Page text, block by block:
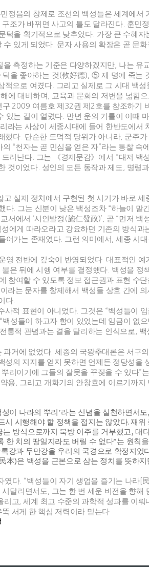
정음의 창제로 조선의 백성들은 세계에서
구조가 바뀌면 사고의 틀도 달라진다. 훈민
턱을 획기적으로 낮추었다. 가장 큰 수혜자
수 있게 되었다 문자 사용의 확장은 곧 문
을 측정하는 기준은 다양하겠지만, 나는 유
덕을 좋아하는 것 (攸好德),⑤제 명에 죽는
적으로 여겼다. 그리고 실제로 그 시대 백성
에 대비하며 교육과 문화의 저변을 넓힘
구 2009 여름호 제 32 권 제 2 호를 참조하기
있는 길이 열렸다 만년 운의 기틀이 이때
라는 사상이 세종시대에 들어 한반도에서
했다. 단순한 도덕적 당위가 아니라, 군주가
의 “천자는 곧 민심을 얻은 자”라는 통찰 속
드러난다. 그는 《경제문감》 에서 “대저 백
것이었다. 성인의 모든 동작과 제도 명령
실제 정치에서 구현된 첫 시기가 바로 세
다. 그는 신분이 낮은 백성조차 “하늘이 맡
서에서 ‘시인발정 (施仁發政)’, 곧 “ 먼저 백
에게 따라오라고 강요하던 기존의 방식과
어가는 존재였다. 그런 의미에서 ,세종 시
영 전반에 깊숙이 반영되었다.대표적인 예
은 뒤에 시행 여부를 결정했다. 백성을 정
참여할 수 있도록 정보 접근권과 표현 수
라는 문자를 창제해서 백성들 상호 간에
다.
사적 표현이 아니었다. 그것은 “백성들이
백성들이 하고자 함이 있었는데 임금이 없
통적 관념과는 결을 달리하는 인식으로 백
과거에 없었다.세종의 국왕추대론은 서구
성의 지지를 얻지 못하면 언제든 정당성을
리이기에 그들의 잘못을 꾸짖을 수 있다”
용 그리고 개화기의 안창호에 이르기까지
성이 나라의 뿌리 ’라는 신념을 실천하면서도,
시 시행해야 할 정책을 접지는 않았다.재위
방식으로까지 북방 이주를 거부했고, 대
한 치의 땅일지라도 버릴 수 없다”는 원칙
강과 두만강을 우리의 국경으로 확정지었
民本)은 백성을 근본으로 삼는 정치를 뜻하지
였다. “백성들이 자기 생업을 즐기는 나라
달리면서도 그는 한 번 세운 비전을 향해
리고 ,세계 최고 수준의 과학적 성과를 이뤄
서게 한 핵심 저력이라 믿는다